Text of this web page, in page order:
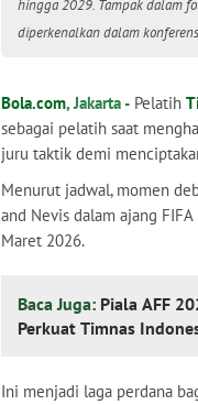
hingga 2029. Tampak dalam
diperkenalkan dalam
Bola.com, Jakarta - Pelatih
sebagai pelatih saat
juru taktik demi
Menurut jadwal, momen
and Nevis dalam ajang
Maret 2026.
Baca Juga: Piala AFF
Perkuat Timnas
Ini menjadi laga perdana